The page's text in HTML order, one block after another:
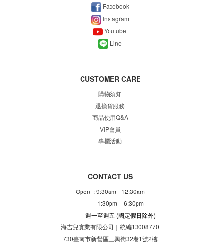
Facebook
Instagram
Youtube
Line
CUSTOMER CARE
購物須知
退換貨服務
商品使用Q&A
VIP會員
專櫃活動
CONTACT US
Open : 9:30am - 12:30am
1:30pm - 6:30pm
週一至週五 (國定假日除外)
海吉兒實業有限公司｜統編13008770
730臺南市新營區三興街32巷1號2樓